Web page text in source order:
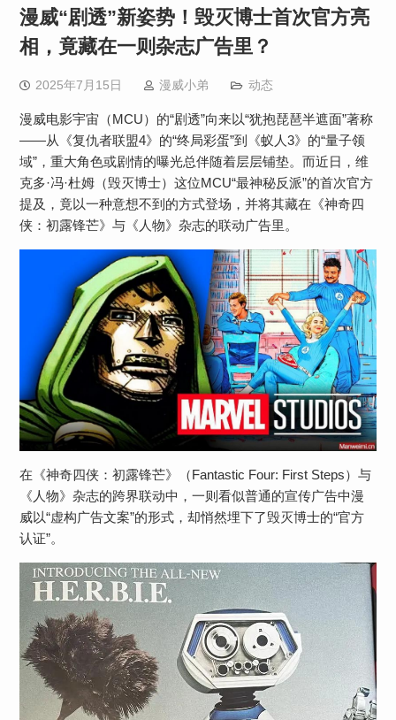
漫威“剧透”新姿势！毁灭博士首次官方亮
相，竟藏在一则杂志广告里？​​
2025年7月15日 漫威小弟 动态
漫威电影宇宙（MCU）的“剧透”向来以“犹抱琵琶半遮面”著称
——从《复仇者联盟4》的“终局彩蛋”到《蚁人3》的“量子领
域”，重大角色或剧情的曝光总伴随着层层铺垫。而近日，维
克多·冯·杜姆（毁灭博士）这位MCU“最神秘反派”的首次官方
提及，竟以一种意想不到的方式登场，并将其藏在《神奇四
侠：初露锋芒》与《人物》杂志的联动广告里​​。
在《神奇四侠：初露锋芒》（Fantastic Four: First Steps）与
《人物》杂志的跨界联动中，一则看似普通的宣传广告中漫
威以“虚构广告文案”的形式，却悄然埋下了毁灭博士的“官方
认证”。